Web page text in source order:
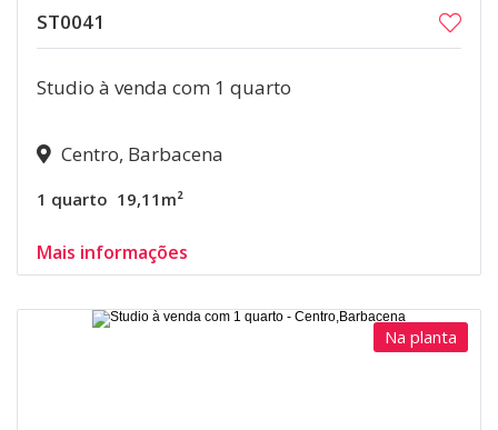
ST0041
Studio à venda com 1 quarto
Centro, Barbacena
1 quarto 19,11m²
Mais informações
Na planta